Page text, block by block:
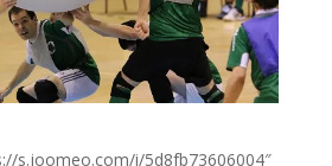
s.joomeo.com/i/5d8fb73606004″